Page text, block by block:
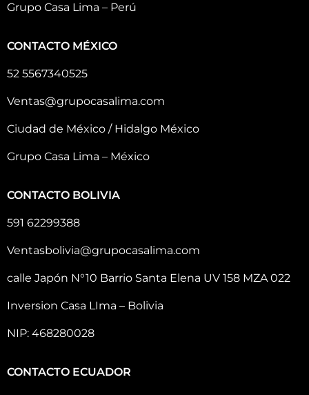
Grupo Casa Lima – Perú
CONTACTO MÉXICO
52 5567340525
Ventas@grupocasalima.com
Ciudad de México / Hidalgo México
Grupo Casa Lima – México
CONTACTO BOLIVIA
591 62299388
Ventasbolivia@grupocasalima.com
calle Japón N°10 Barrio Santa Elena UV 158 MZA 022
Inversion Casa LIma – Bolivia
NIP: 468280028
CONTACTO ECUADOR